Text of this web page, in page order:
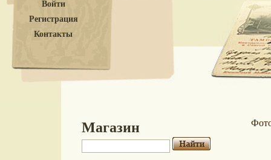
Войти
Регистрация
Контакты
Магазин